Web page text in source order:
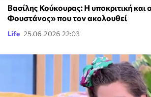
Βασίλης Κούκουρας: Η υποκριτική
Φουστάνος» που τον ακολουθεί
Life 25.06.2026 22:03